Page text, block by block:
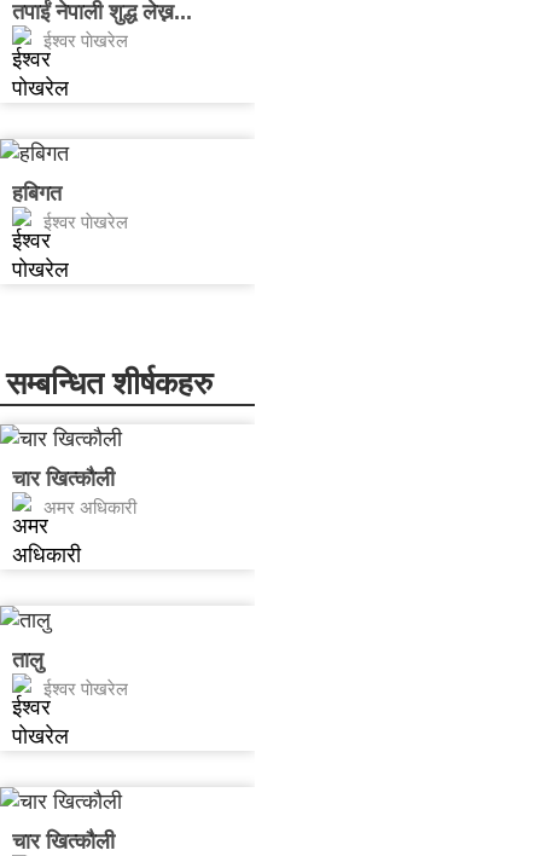
तपाईं नेपाली शुद्ध लेख्न...
ईश्वर पाेखरेल
हबिगत
ईश्वर पाेखरेल
सम्बन्धित शीर्षकहरु
चार खित्कौली
अमर अधिकारी
तालु
ईश्वर पाेखरेल
चार खित्कौली